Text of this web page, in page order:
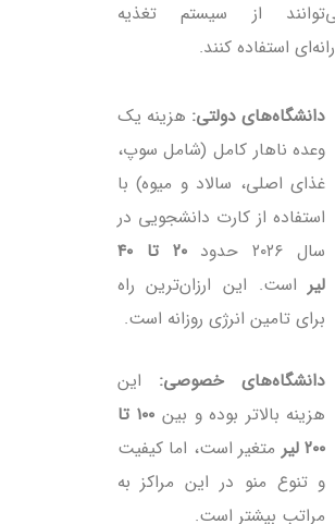
از سیستم تغذیه
استفاده کنند.
دانشگاه‌های دولتی: هزینه یک
وعده ناهار کامل (شامل سوپ،
غذای اصلی، سالاد و میوه) با
استفاده از کارت دانشجویی در
سال ۲۰۲۶ حدود
۲۰ تا ۴۰
لیر است. این ارزان‌ترین راه
برای تامین انرژی روزانه است.
دانشگاه‌های خصوصی: این
هزینه بالاتر بوده و بین
۱۰۰ تا
۲۰۰ لیر
متغیر است، اما کیفیت
و تنوع منو در این مراکز به
مراتب بیشتر است.